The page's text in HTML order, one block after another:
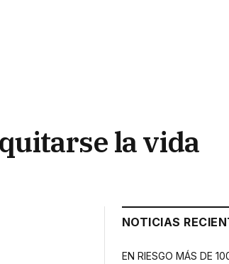
la vida
NOTICIAS
EN RIESGO MÁS DE